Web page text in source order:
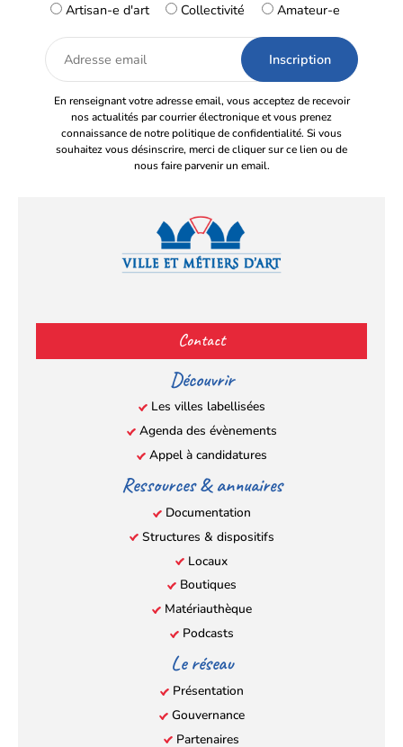
Artisan-e d'art
Collectivité Amateur-e
Adresse
email
En renseignant votre adresse email, vous acceptez de recevoir
nos actualités par courrier électronique et vous prenez
connaissance de notre politique de confidentialité. Si vous
souhaitez vous désinscrire, merci de cliquer sur ce lien ou de
nous faire parvenir un email.
(s’ouvre
dans
un
nouvel
onglet)
(s’ouvre
dans
un
nouvel
onglet)
(s’ouvre
dans
un
nouvel
onglet)
(s’ouvre
un
nouvel
onglet)
Contact
Découvrir
Les villes labellisées
Agenda des évènements
Appel à candidatures
Ressources & annuaires
Documentation
Structures & dispositifs
Locaux
Boutiques
Matériauthèque
Podcasts
Le réseau
Présentation
Gouvernance
Partenaires